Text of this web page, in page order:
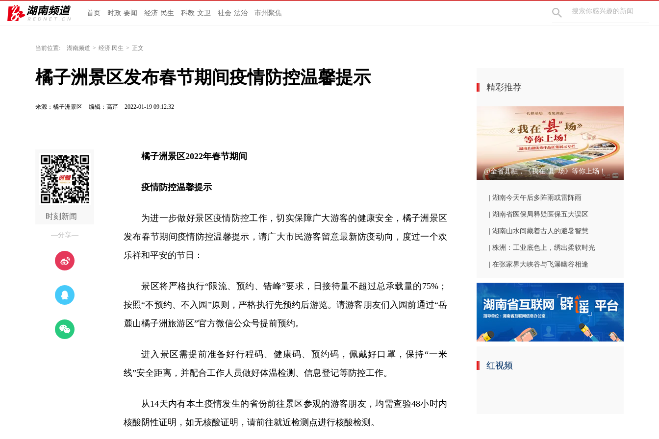
首页 时政·要闻 经济·民生 科教·文卫 社会·法治 市州聚焦
当前位置: 湖南频道 > 经济.民生 > 正文
橘子洲景区发布春节期间疫情防控温馨提示
来源：橘子洲景区 编辑：高芹 2022-01-19 09:12:32
时刻新闻
—分享—
橘子洲景区2022年春节期间
疫情防控温馨提示
为进一步做好景区疫情防控工作，切实保障广大游客的健康安全，橘子洲景区
发布春节期间疫情防控温馨提示，请广大市民游客留意最新防疫动向，度过一个欢
乐祥和平安的节日：
景区将严格执行“限流、预约、错峰”要求，日接待量不超过总承载量的75%；
按照“不预约、不入园”原则，严格执行先预约后游览。请游客朋友们入园前通过“岳
麓山橘子洲旅游区”官方微信公众号提前预约。
进入景区需提前准备好行程码、健康码、预约码，佩戴好口罩，保持“一米
线”安全距离，并配合工作人员做好体温检测、信息登记等防控工作。
从14天内有本土疫情发生的省份前往景区参观的游客朋友，均需查验48小时内
核酸阴性证明，如无核酸证明，请前往就近检测点进行核酸检测。
精彩推荐
@全省县融，《我在“县”场》等你上场！
| 湖南今天午后多阵雨或雷阵雨
| 湖南省医保局释疑医保五大误区
| 湖南山水间藏着古人的避暑智慧
| 株洲：工业底色上，绣出柔软时光
| 在张家界大峡谷与飞瀑幽谷相逢
红视频